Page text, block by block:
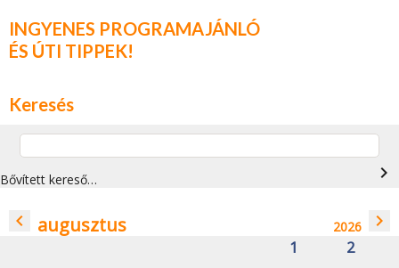
INGYENES PROGRAMAJÁNLÓ
ÉS ÚTI TIPPEK!
Keresés
Bővített kereső… navigate_next
navigate_before augusztus 2026 navigate_next
1
2